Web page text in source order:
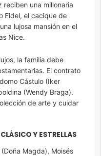
reciben una millonaria
Fidel, el cacique de
lujosa mansión en el
Nice.
la familia debe
El contrato
Cástulo (Iker
(Wendy Braga).
de arte y cuidar
Y ESTRELLAS
Magda), Moisés